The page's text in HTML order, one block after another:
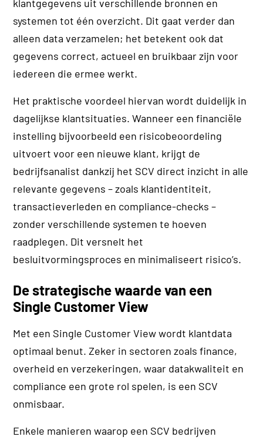
klantgegevens uit verschillende bronnen en
systemen tot één overzicht. Dit gaat verder dan
alleen data verzamelen; het betekent ook dat
gegevens correct, actueel en bruikbaar zijn voor
iedereen die ermee werkt.
Het praktische voordeel hiervan wordt duidelijk in
dagelijkse klantsituaties. Wanneer een financiële
instelling bijvoorbeeld een risicobeoordeling
uitvoert voor een nieuwe klant, krijgt de
bedrijfsanalist dankzij het SCV direct inzicht in alle
relevante gegevens – zoals klantidentiteit,
transactieverleden en compliance-checks –
zonder verschillende systemen te hoeven
raadplegen. Dit versnelt het
besluitvormingsproces en minimaliseert risico’s.
De strategische waarde van een
Single Customer View
Met een Single Customer View wordt klantdata
optimaal benut. Zeker in sectoren zoals finance,
overheid en verzekeringen, waar datakwaliteit en
compliance een grote rol spelen, is een SCV
onmisbaar.
Enkele manieren waarop een SCV bedrijven